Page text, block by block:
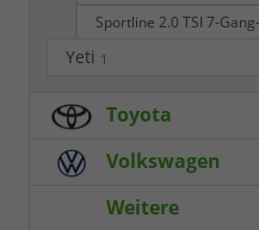
Sportline 2.0 TSI 7-
Yeti 1
Toyota
Volkswagen
Weitere